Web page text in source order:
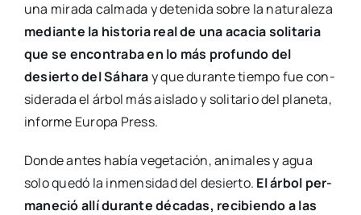
una mira­da cal­ma­da y dete­ni­da sobre la natu­ra­le­za
median­te la his­to­ria real de una aca­cia soli­ta­ria
que se encon­tra­ba en lo más pro­fun­do del
desier­to del Sáha­ray que duran­te tiem­po fue con­
si­de­ra­da el árbol más ais­la­do y soli­ta­rio del pla­ne­ta,
infor­me Euro­pa Press.
Don­de antes había vege­ta­ción, ani­ma­les y agua
solo que­dó la inmen­si­dad del desier­to. El árbol per­
ma­ne­ció allí duran­te déca­das, reci­bien­do a las